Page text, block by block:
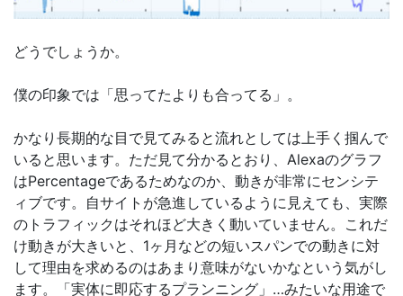
どうでしょうか。
僕の印象では「思ってたよりも合ってる」。
かなり長期的な目で見てみると流れとしては上手く掴んで
いると思います。ただ見て分かるとおり、Alexaのグラフ
はPercentageであるためなのか、動きが非常にセンシテ
ィブです。自サイトが急進しているように見えても、実際
のトラフィックはそれほど大きく動いていません。これだ
け動きが大きいと、1ヶ月などの短いスパンでの動きに対
して理由を求めるのはあまり意味がないかなという気がし
ます。「実体に即応するプランニング」…みたいな用途で